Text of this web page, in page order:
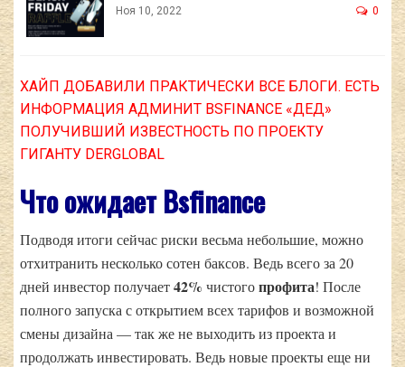
Ноя 10, 2022 0
ХАЙП ДОБАВИЛИ ПРАКТИЧЕСКИ ВСЕ БЛОГИ. ЕСТЬ
ИНФОРМАЦИЯ АДМИНИТ BSFINANCE «ДЕД»
ПОЛУЧИВШИЙ ИЗВЕСТНОСТЬ ПО ПРОЕКТУ
ГИГАНТУ DERGLOBAL
Что ожидаетBsfinance
Подводя итоги сейчас риски весьма небольшие, можно
отхитранить несколько сотен баксов. Ведь всего за 20
дней инвестор получает42% чистогопрофита! После
полного запуска с открытием всех тарифов и возможной
смены дизайна — так же не выходить из проекта и
продолжать инвестировать. Ведь новые проекты еще ни